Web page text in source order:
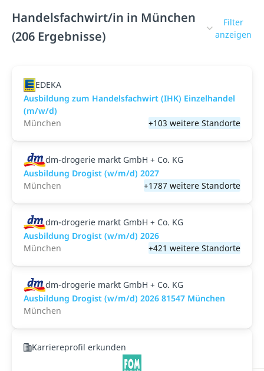
Handelsfachwirt/in in München
(206 Ergebnisse)
Filter
anzeigen
EDEKA
Ausbildung zum Handelsfachwirt (IHK) Einzelhandel
(m/w/d)
München
+103 weitere Standorte
dm-drogerie markt GmbH + Co. KG
Ausbildung Drogist (w/m/d) 2027
München
+1787 weitere Standorte
dm-drogerie markt GmbH + Co. KG
Ausbildung Drogist (w/m/d) 2026
München
+421 weitere Standorte
dm-drogerie markt GmbH + Co. KG
Ausbildung Drogist (w/m/d) 2026 81547 München
München
Karriereprofil erkunden